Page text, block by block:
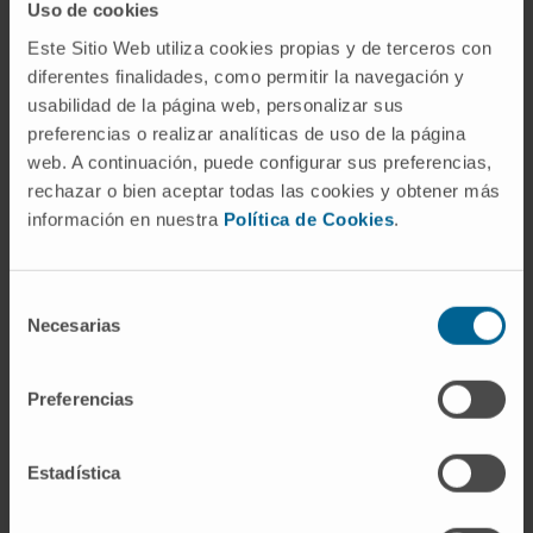
Uso de cookies
Este Sitio Web utiliza cookies propias y de terceros con
diferentes finalidades, como permitir la navegación y
usabilidad de la página web, personalizar sus
preferencias o realizar analíticas de uso de la página
web. A continuación, puede configurar sus preferencias,
rechazar o bien aceptar todas las cookies y obtener más
información en nuestra Política de Cookies.
Necesarias
Preferencias
Estadística
El robot quirúrgico Da Vinci single port supone un paso
más hacia la cirugía mínimamente invasiva.
ElDr. Andrés Valentí, director del
Traumatología, subraya que “este robot permite
una mayor precisión técnica y facilita la toma de
decisiones en el quirófano”, y considera que ahora
expectativas que nos plantean nuestros
Las inversiones de la Clínica para este curso se